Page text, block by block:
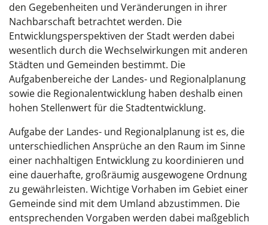
den Gegebenheiten und Veränderungen in ihrer
Nachbarschaft betrachtet werden. Die
Entwicklungsperspektiven der Stadt werden dabei
wesentlich durch dieWechselwirkungen mit anderen
Städten und Gemeinden bestimmt. Die
Aufgabenbereiche der Landes- und Regionalplanung
sowie die Regionalentwicklung haben deshalb einen
hohen Stellenwertfür dieStadtentwicklung.
Aufgabe der Landes- und Regionalplanung ist es, die
unterschiedlichen Ansprüche an den Raum im Sinne
einer nachhaltigen Entwicklung zu koordinieren und
eine dauerhafte, großräumig ausgewogene Ordnung
zu gewährleisten. Wichtige Vorhaben im Gebiet einer
Gemeindesind mit dem Umland abzustimmen. Die
entsprechenden Vorgaben werden dabei maßgeblich